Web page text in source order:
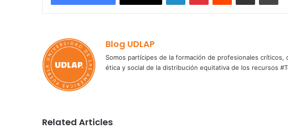
Blog UDLAP
Somos partícipes de la formación de profesionales
ética y social de la distribución equitativa de los recursos
Related Articles